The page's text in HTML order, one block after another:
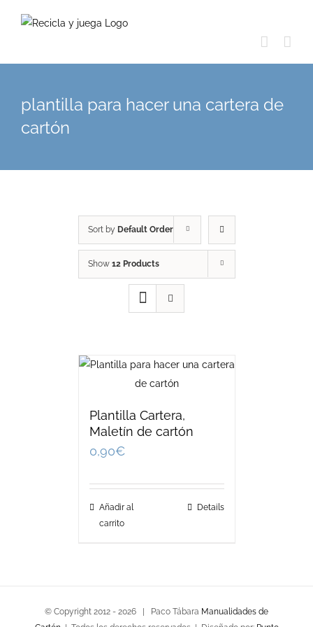
plantilla para hacer una cartera de
cartón
Sort by Default Order
Show 12 Products
Plantilla Cartera,
Maletín de cartón
0,90€
Añadir al
carrito
Details
© Copyright 2012 - 2026 | Paco Tábara Manualidades de